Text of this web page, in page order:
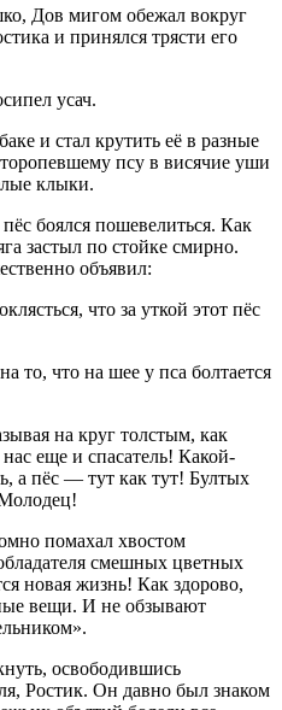
Дов мигом обежал вокруг
и принялся трясти его
усач.
и стал крутить её в разные
псу в висячие уши
клыки.
боялся пошевелиться. Как
застыл по стойке смирно.
объявил:
что за уткой этот пёс
то, что на шее у пса болтается
на круг толстым, как
еще и спасатель! Какой-
а пёс — тут как тут! Бултых
помахал хвостом
смешных цветных
новая жизнь! Как здорово,
вещи. И не обзывают
освободившись
Ростик. Он давно был знаком